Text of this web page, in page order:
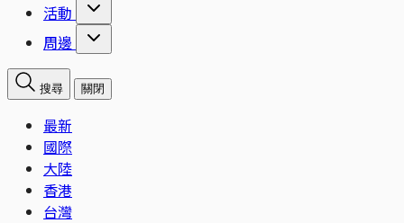
活動
周邊
搜尋 關閉
最新
國際
大陸
香港
台灣